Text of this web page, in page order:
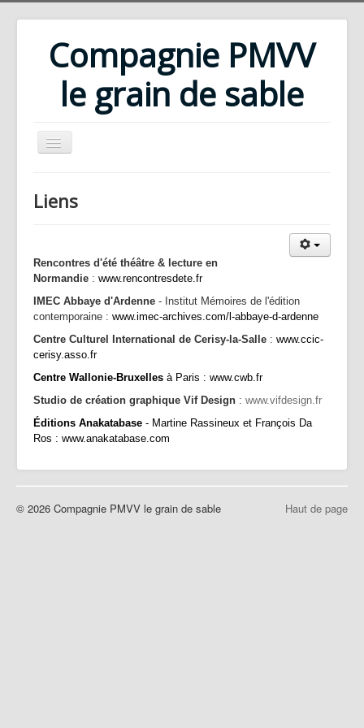
Compagnie PMVV
le grain de sable
Compagnie
Rencontres d'été
Ateliers
Bibliothèque
Téléchargements
Partenaires | Liens
Presse | Archives
Contact
Liens
Rencontres d'été théâtre & lecture en
Normandie : www.rencontresdete.fr
IMEC Abbaye d'Ardenne - Institut Mémoires de l'édition
contemporaine : www.imec-archives.com/l-abbaye-d-ardenne
Centre Culturel International de Cerisy-la-Salle : www.ccic-
cerisy.asso.fr
Centre Wallonie-Bruxelles à Paris : www.cwb.fr
Studio de création graphique Vif Design : www.vifdesign.fr
Éditions Anakatabase - Martine Rassineux et François Da
Ros : www.anakatabase.com
Haut de page
© 2026 Compagnie PMVV le grain de sable